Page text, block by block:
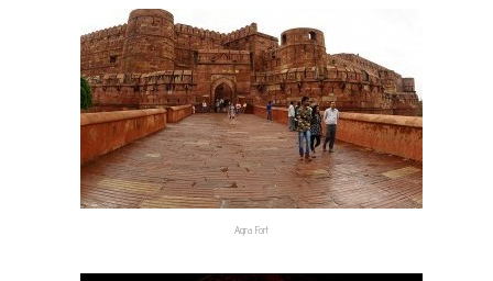
Agra Fort